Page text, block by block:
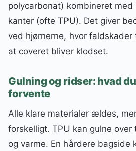
polycarbonat) kombineret
kanter (ofte TPU). Det giver
ved hjørnerne, hvor faldskader
at coveret bliver klodset.
Gulning og ridser: hvad
forvente
Alle klare materialer ældes,
forskelligt. TPU kan gulne
og varme. En hårdere bagside